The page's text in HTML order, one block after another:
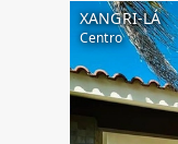
XANGRI-LÁ
Centro